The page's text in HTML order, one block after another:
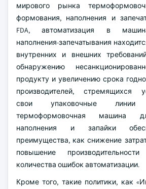
мирового рынка
формования, наполнения и
FDA, автоматизация в
наполнения-запечатывания
внутренних и внешних
обнаружению
продукту и увеличению срока
производителей, стремящихся
свои упаковочные
термоформовочная машина
наполнения и запайки
преимущества, как снижение
повышение
количества ошибок автоматизации.
Кроме того, такие политики, как